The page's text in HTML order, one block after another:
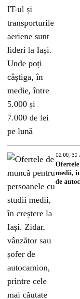
02:00, 30
medii,
de